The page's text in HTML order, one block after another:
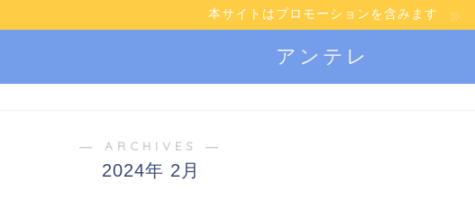
本サイトはプロモーションを含みます
アンテレ
― ARCHIVES ―
2024年 2月